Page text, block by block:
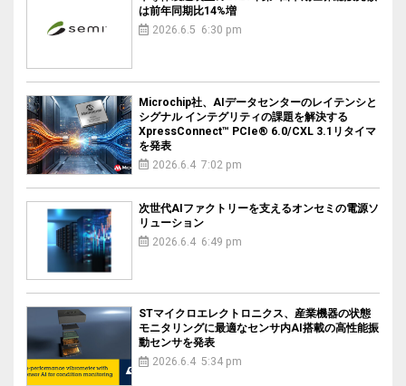
は前年同期比14%増
2026.6.5 6:30 pm
Microchip社、AIデータセンターのレイテンシと
シグナル インテグリティの課題を解決する
XpressConnect™ PCIe® 6.0/CXL 3.1リタイマ
を発表
2026.6.4 7:02 pm
次世代AIファクトリーを支えるオンセミの電源ソ
リューション
2026.6.4 6:49 pm
STマイクロエレクトロニクス、産業機器の状態
モニタリングに最適なセンサ内AI搭載の高性能振
動センサを発表
2026.6.4 5:34 pm